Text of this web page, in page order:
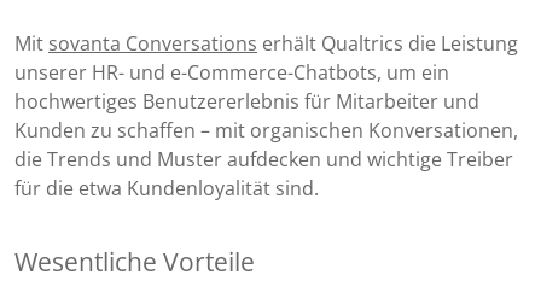
Mit sovanta Conversations erhält Qualtrics die Leistung
unserer HR- und e-Commerce-Chatbots, um ein
hochwertiges Benutzererlebnis für Mitarbeiter und
Kunden zu schaffen – mit organischen Konversationen,
die Trends und Muster aufdecken und wichtige Treiber
für die etwa Kundenloyalität sind.
Wesentliche Vorteile